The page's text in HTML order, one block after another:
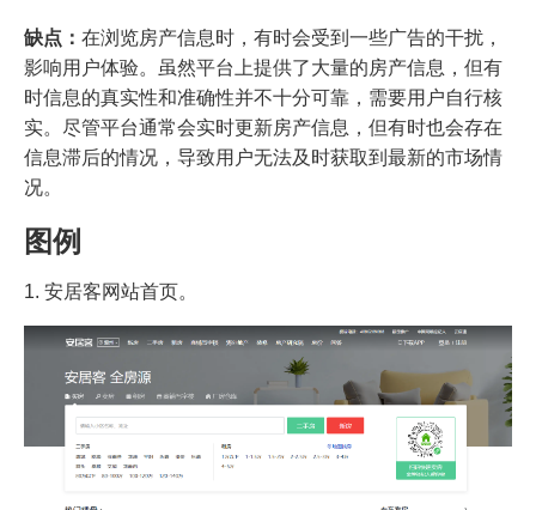
缺点： 在浏览房产信息时，有时会受到一些广告的干扰，
影响用户体验。虽然平台上提供了大量的房产信息，但有
时信息的真实性和准确性并不十分可靠，需要用户自行核
实。尽管平台通常会实时更新房产信息，但有时也会存在
信息滞后的情况，导致用户无法及时获取到最新的市场情
况。
图例
1. 安居客网站首页。